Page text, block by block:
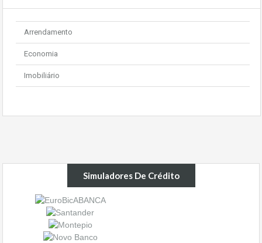
Arrendamento
Economia
Imobiliário
Simuladores De Crédito